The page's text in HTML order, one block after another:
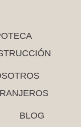
BLOG